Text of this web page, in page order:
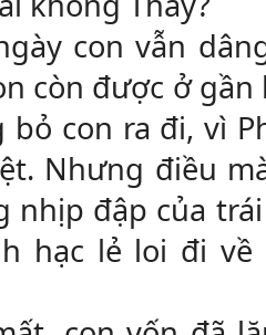
con vẫn
còn được ở gần
bỏ con ra đi, vì
Nhưng điều
nhịp đập của
hạc lẻ loi đi